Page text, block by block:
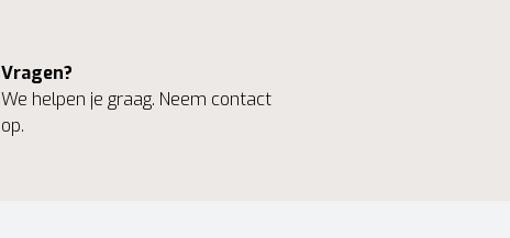
Vragen?
We helpen je graag. Neem contact
op.